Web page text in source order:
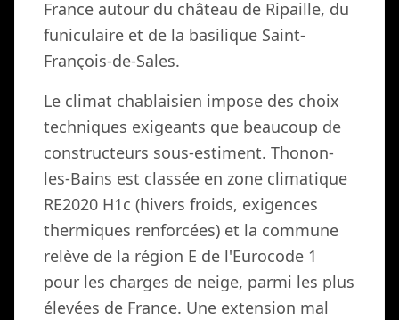
France autour du château de Ripaille, du
funiculaire et de la basilique Saint-
François-de-Sales.
Le climat chablaisien impose des choix
techniques exigeants que beaucoup de
constructeurs sous-estiment. Thonon-
les-Bains est classée en zone climatique
RE2020 H1c (hivers froids, exigences
thermiques renforcées) et la commune
relève de la région E de l'Eurocode 1
pour les charges de neige, parmi les plus
élevées de France. Une extension mal